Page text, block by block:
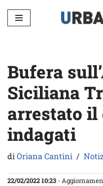
Vai
Bufera
Siciliana
arrestato il
indagati
diOriana Cantini
22/02/2022 10:23 -